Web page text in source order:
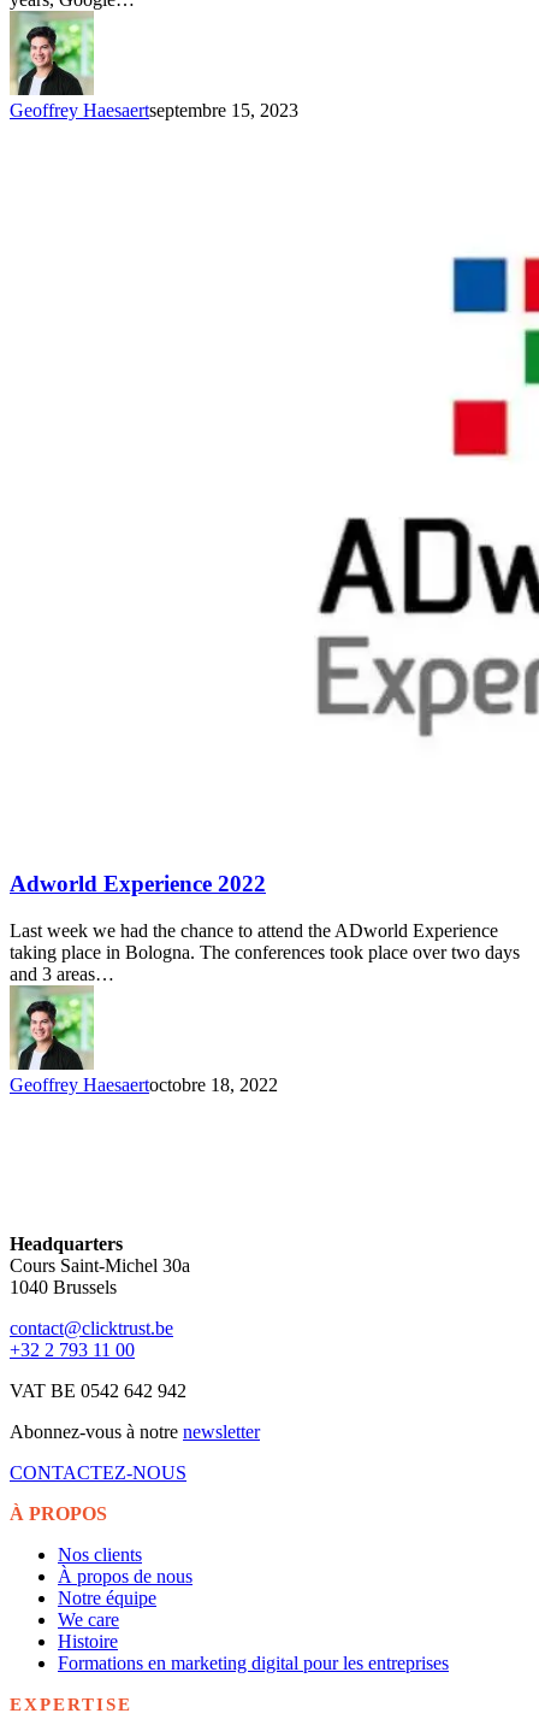
Geoffrey Haesaertseptembre 15, 2023
Adworld Experience 2022
Last week we had the chance to attend the ADworld Experience
taking place in Bologna. The conferences took place over two days
and 3 areas…
Geoffrey Haesaertoctobre 18, 2022
Headquarters
Cours Saint-Michel 30a
1040 Brussels
contact@clicktrust.be
+32 2 793 11 00
VAT BE 0542 642 942
Abonnez-vous à notre newsletter
CONTACTEZ-NOUS
À PROPOS
Nos clients
À propos de nous
Notre équipe
We care
Histoire
Formations en marketing digital pour les entreprises
EXPERTISE